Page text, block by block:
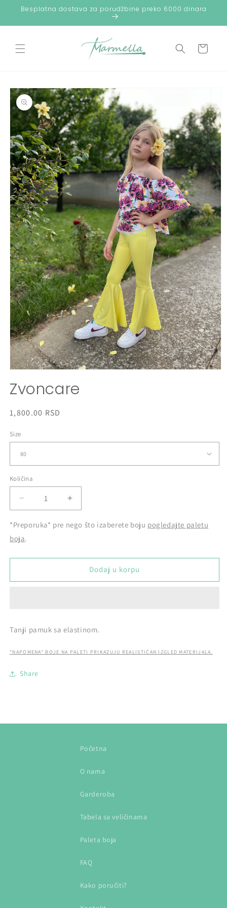
naBesplatna dostava za porudžbine preko 6000 dinara
Korpa
informacija
o
proizvodu
1
u
okviru
Zvoncare
Redovna
1,800.00 RSD
Size
Količina
Smanji
količinu
proizvoda
Povećaj
količinu
proizvoda
*Preporuka* pre nego što izaberete boju pogledajte paletu
boja.
Dodaj u korpu
Tanji pamuk sa elastinom.
*NAPOMENA* BOJE NA PALETI PRIKAZUJU REALISTIČAN IZGLED MATERIJALA.
Share
Početna
O nama
Garderoba
Tabela sa veličinama
Paleta boja
FAQ
Kako poručiti?